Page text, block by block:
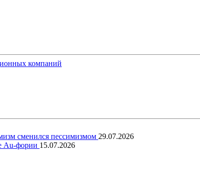
компаний
сменился пессимизмом 29.07.2026
Au-фории 15.07.2026